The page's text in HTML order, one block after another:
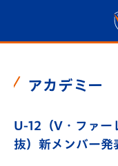
アカデミー
U-12（V・ファー
抜）新メンバー発